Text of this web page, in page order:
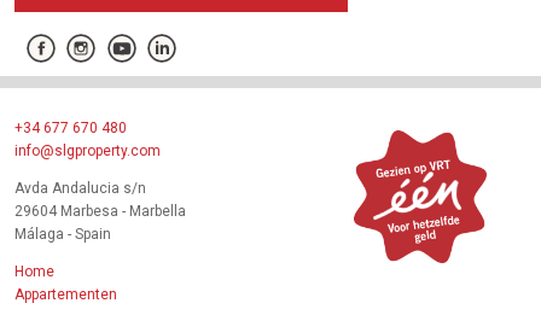
+34 677 670 480
info@slgproperty.com
Avda Andalucia s/n
29604 Marbesa - Marbella
Málaga - Spain
Home
Appartementen